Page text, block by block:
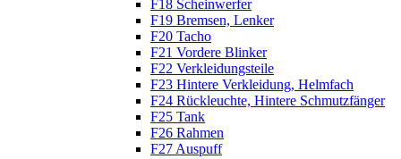
F18 Scheinwerfer
F19 Bremsen, Lenker
F20 Tacho
F21 Vordere Blinker
F22 Verkleidungsteile
F23 Hintere Verkleidung, Helmfach
F24 Rückleuchte, Hintere Schmutzfänger
F25 Tank
F26 Rahmen
F27 Auspuff